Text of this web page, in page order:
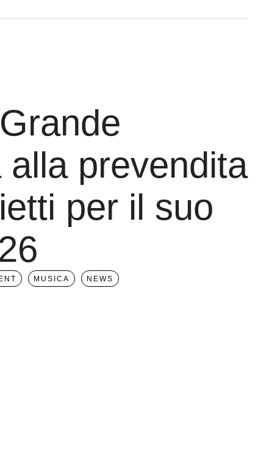
alla prevendita
per il suo
MUSICA NEWS